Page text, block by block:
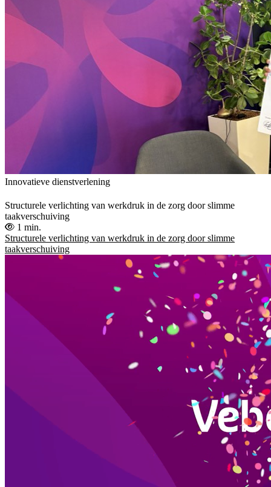
Innovatieve dienstverlening
Structurele verlichting van werkdruk in de zorg door slimme
taakverschuiving
1 min.
Structurele verlichting van werkdruk in de zorg door slimme
taakverschuiving